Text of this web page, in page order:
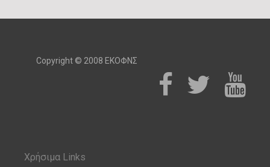
Copyright © 2008 ΕΚΟΦΝΣ
Χρήσιμα Links